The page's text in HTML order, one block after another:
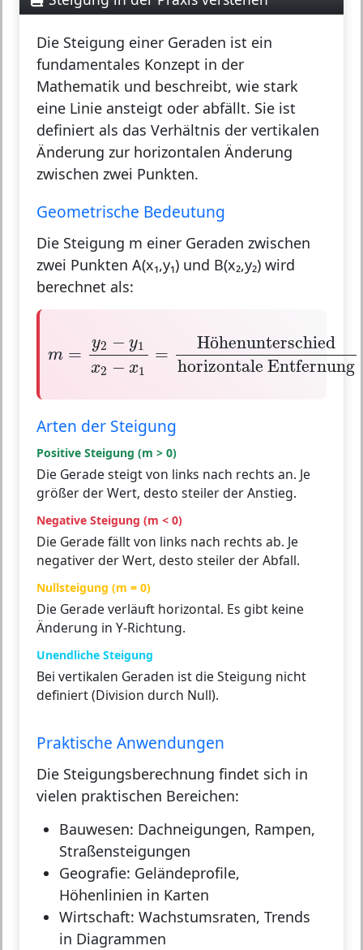
Die Steigung einer Geraden ist ein
fundamentales Konzept in der
Mathematik und beschreibt, wie stark
eine Linie ansteigt oder abfällt. Sie ist
definiert als das Verhältnis der vertikalen
Änderung zur horizontalen Änderung
zwischen zwei Punkten.
Geometrische Bedeutung
Die Steigung m einer Geraden zwischen
zwei Punkten A(x₁,y₁) und B(x₂,y₂) wird
berechnet als:
m =
y2 − y1
x2 − x1
=
Höhenunterschied
horizontale Entfernung
Höhenunterschied
Arten der Steigung
Positive Steigung (m > 0)
Die Gerade steigt von links nach rechts an. Je
größer der Wert, desto steiler der Anstieg.
Negative Steigung (m < 0)
Die Gerade fällt von links nach rechts ab. Je
negativer der Wert, desto steiler der Abfall.
Nullsteigung (m = 0)
Die Gerade verläuft horizontal. Es gibt keine
Änderung in Y-Richtung.
Unendliche Steigung
Bei vertikalen Geraden ist die Steigung nicht
definiert (Division durch Null).
Praktische Anwendungen
Die Steigungsberechnung findet sich in
vielen praktischen Bereichen:
Bauwesen: Dachneigungen, Rampen,
Straßensteigungen
Geografie: Geländeprofile,
Höhenlinien in Karten
Wirtschaft: Wachstumsraten, Trends
in Diagrammen